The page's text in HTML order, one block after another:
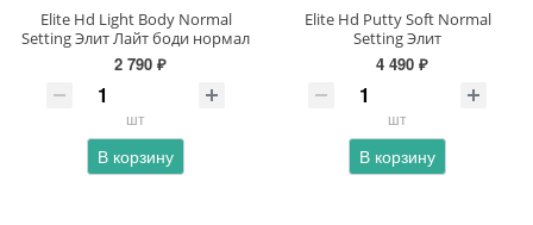
Elite Hd Light Body Normal
Setting Элит Лайт боди нормал
2 790 ₽
шт
В корзину
Elite Hd Putty Soft Normal
Setting Элит
4 490 ₽
шт
В корзину